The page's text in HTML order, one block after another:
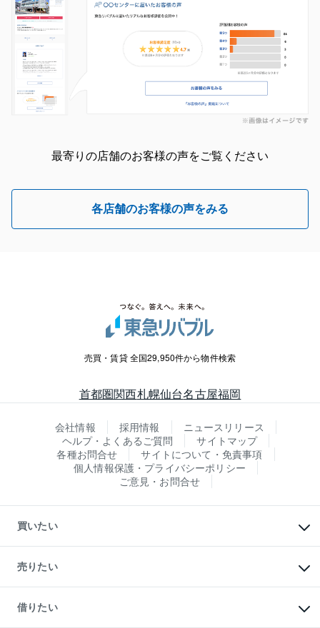
最寄りの店舗のお客様の声をご覧ください
各店舗のお客様の声をみる
売買・賃貸 全国29,950件から物件検索
首都圏関西札幌仙台名古屋福岡
会社情報 採用情報
ニュースリリース
ヘルプ・よくあるご質問
サイトマップ
各種お問合せ
サイトについて・免責事項
個人情報保護・プライバシーポリシー
ご意見・お問合せ
買いたい
新築・分譲マンションの購入
中古マンションの購入
一戸建ての購入
中古一戸建ての購入
売りたい
一戸建ての売却・査定
土地の売却・査定
借りたい